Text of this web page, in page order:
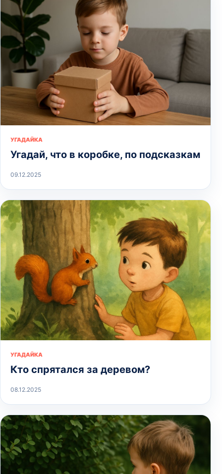
УГАДАЙКА
Угадай, что в коробке, по подсказкам
09.12.2025
УГАДАЙКА
Кто спрятался за деревом?
08.12.2025